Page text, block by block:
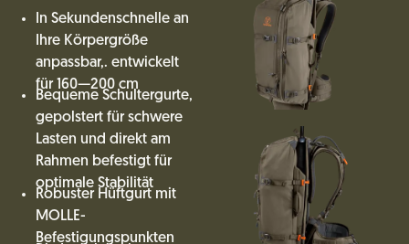
In Sekundenschnelle an
Ihre Körpergröße
anpassbar,. entwickelt
für 160—200 cm
Bequeme Schultergurte,
gepolstert für schwere
Lasten und direkt am
Rahmen befestigt für
optimale Stabilität
Robuster Hüftgurt mit
MOLLE-
Befestigungspunkten